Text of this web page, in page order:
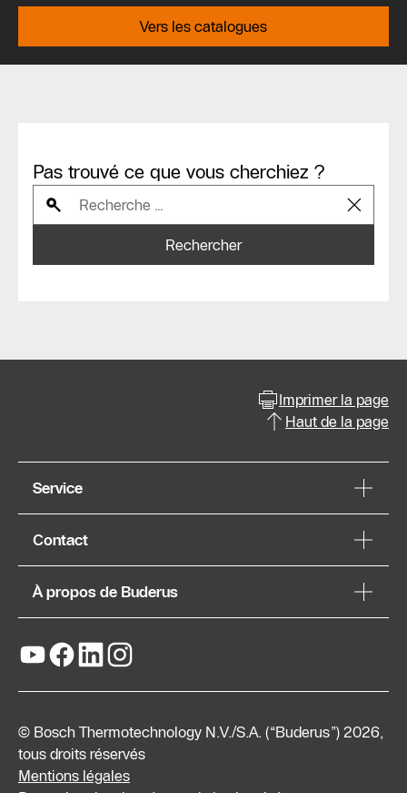
Vers les catalogues
Pas trouvé ce que vous cherchiez ?
Rechercher
Imprimer la page
Haut de la page
Service
Contact
À propos de Buderus
© Bosch Thermotechnology N.V./S.A. (“Buderus”) 2026,
tous droits réservés
Mentions légales